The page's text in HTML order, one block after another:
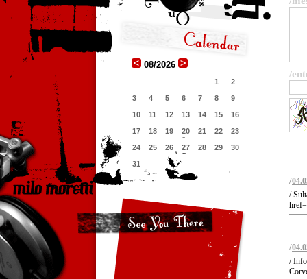
08/2026
1
2
3
4 5 6 7 8
9
10
11 12 13 14 15
16
17
18 19 20 21 22
23
24
25 26 27 28 29
30
31
/
/
/
/
/